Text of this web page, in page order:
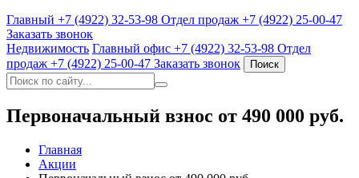
Главный +7 (4922) 32-53-98 Отдел продаж +7 (4922) 25-00-47
Заказать звонок
Недвижимость Главный офис +7 (4922) 32-53-98 Отдел
продаж +7 (4922) 25-00-47 Заказать звонок Поиск
Первоначальный взнос от 490 000 руб.
Главная
Акции